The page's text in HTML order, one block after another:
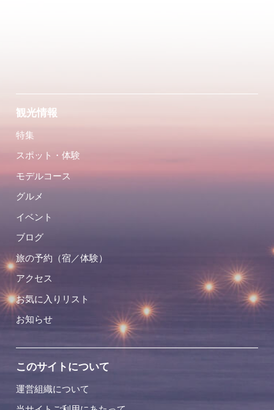
観光情報
特集
スポット・体験
モデルコース
グルメ
イベント
ブログ
旅の予約（宿／体験）
アクセス
お気に入りリスト
お知らせ
このサイトについて
運営組織について